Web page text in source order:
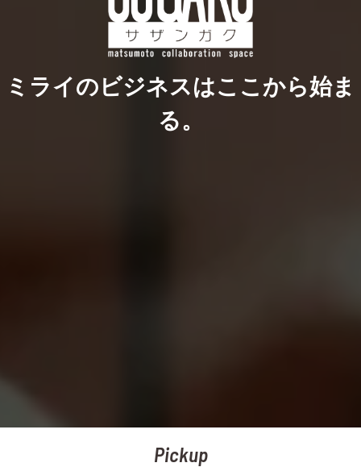
関連リンク
ミライのビジネスはここから始ま
る。
Pickup